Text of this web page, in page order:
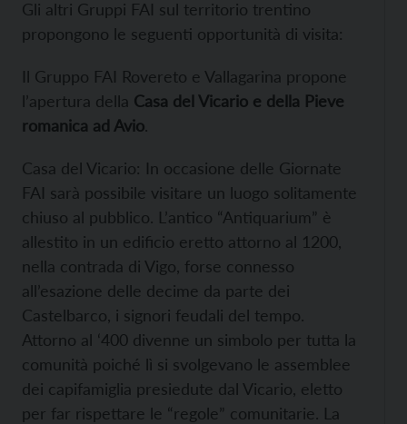
Gli altri Gruppi FAI sul territorio trentino
propongono le seguenti opportunità di visita:
Il Gruppo FAI Rovereto e Vallagarina propone
l’apertura della Casa del Vicario e della Pieve
romanica ad Avio.
Casa del Vicario: In occasione delle Giornate
FAI sarà possibile visitare un luogo solitamente
chiuso al pubblico. L’antico “Antiquarium” è
allestito in un edificio eretto attorno al 1200,
nella contrada di Vigo, forse connesso
all’esazione delle decime da parte dei
Castelbarco, i signori feudali del tempo.
Attorno al ‘400 divenne un simbolo per tutta la
comunità poiché lì si svolgevano le assemblee
dei capifamiglia presiedute dal Vicario, eletto
per far rispettare le “regole” comunitarie. La